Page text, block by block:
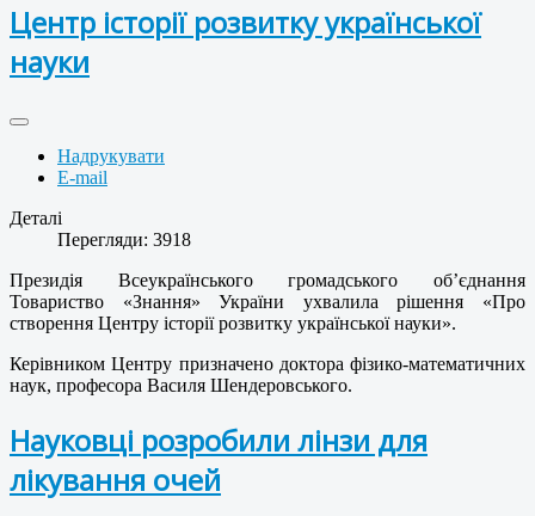
Центр історії розвитку української
науки
Надрукувати
E-mail
Деталі
Перегляди: 3918
Президія Всеукраїнського громадського об’єднання
Товариство «Знання» України ухвалила рішення «Про
створення Центру історії розвитку української науки».
Керівником Центру призначено доктора фізико-математичних
наук, професора Василя Шендеровського.
Науковці розробили лінзи для
лікування очей